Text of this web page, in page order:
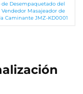
de Desempaquetado del
Vendedor Masajeador de
Caminante JMZ-KD0001